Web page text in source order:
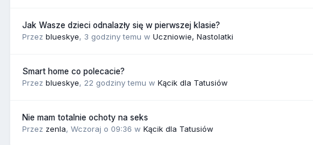
Jak Wasze dzieci odnalazły się w pierwszej klasie?
Przez blueskye, 3 godziny temu w Uczniowie, Nastolatki
Smart home co polecacie?
Przez blueskye, 22 godziny temu w Kącik dla Tatusiów
Nie mam totalnie ochoty na seks
Przez zenla, Wczoraj o 09:36 w Kącik dla Tatusiów